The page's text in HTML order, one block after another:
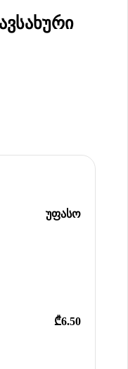
უფასო
₾6.50